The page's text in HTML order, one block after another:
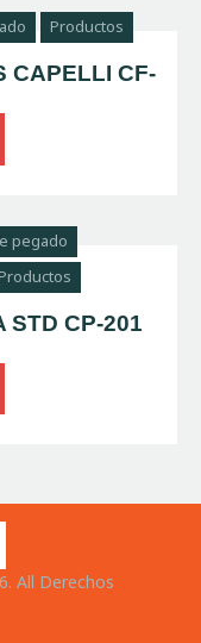
Productos
CAPELLI CF-
pegado
STD CP-201
All Derechos